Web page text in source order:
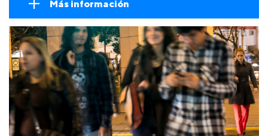
Más información